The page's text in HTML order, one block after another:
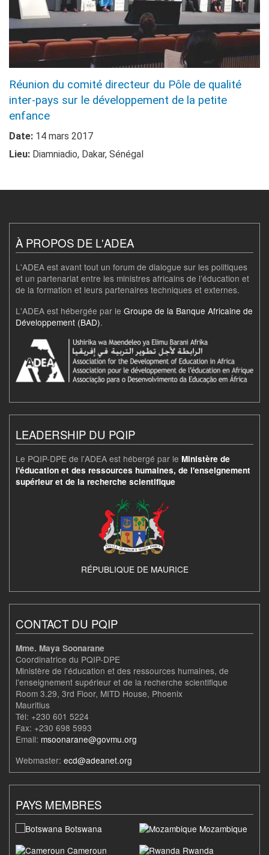
Réunion du comité directeur du Pôle de qualité
inter-pays sur le développement de la petite
enfance
Date: 14 mars 2017
Lieu: Diamniadio, Dakar, Sénégal
À PROPOS DE L'ADEA
L'ADEA est avant tout un forum de dialogue sur les politiques
et un partenariat entre les ministres africains de l’éducation et
de la formation et leurs partenaires techniques et externes.
L'ADEA est hébergée par le Groupe de la Banque Africaine de
Développement (BAD).
LEADERSHIP DU PQIP
Le PQIP-DPE de l'ADEA est hébergé par le Ministère de
l'éducation et des ressources humaines, de l'enseignement
supérieur et de la recherche scientifique
RÉPUBLIQUE DE MAURICE
CONTACT DU PQIP
Mme. Maya Soonarane
Coordinatrice du PQIP-DPE
Ministère de l'éducation et des ressources humaines, de
l'enseignement supérieur et de la recherche scientifique
Room 3.29, 3rd Floor, MITD House, Phoenix
Mauritius
Tél: +230 601 5224
Fax: +230 698 5993
Email: msoonarane@govmu.org
Webmaster: ecd@adeanet.org
PAYS MEMBRES
Botswana
Cameroun
Mozambique
Rwanda